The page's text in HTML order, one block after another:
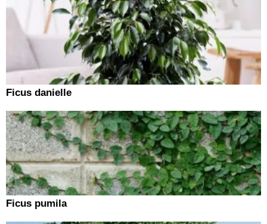
Ficus danielle
Ficus pumila